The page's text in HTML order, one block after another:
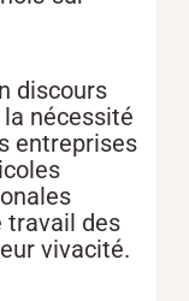
discours
nécessité
entreprises
travail des
vivacité.